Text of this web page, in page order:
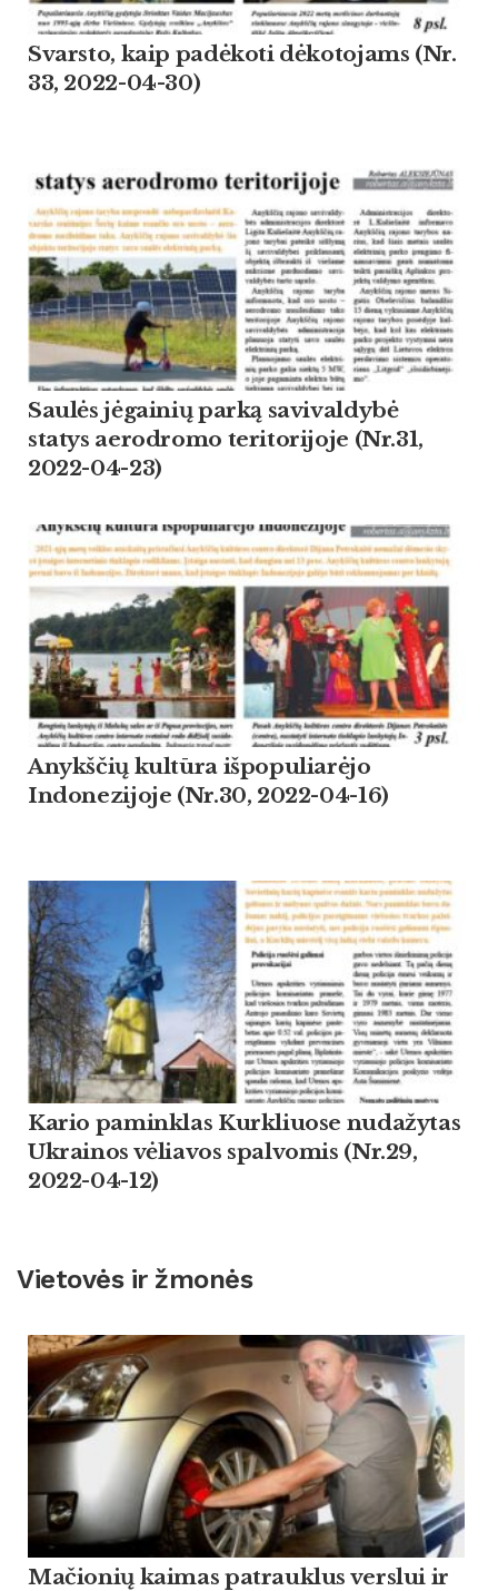
Svarsto, kaip padėkoti dėkotojams (Nr.
33, 2022-04-30)
Saulės jėgainių parką savivaldybė
statys aerodromo teritorijoje (Nr.31,
2022-04-23)
Anykščių kultūra išpopuliarėjo
Indonezijoje (Nr.30, 2022-04-16)
Kario paminklas Kurkliuose nudažytas
Ukrainos vėliavos spalvomis (Nr.29,
2022-04-12)
Vietovės ir žmonės
Mačionių kaimas patrauklus verslui ir